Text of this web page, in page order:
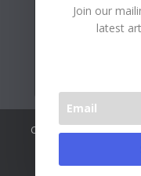
Copywrite© 2026
Join our
latest